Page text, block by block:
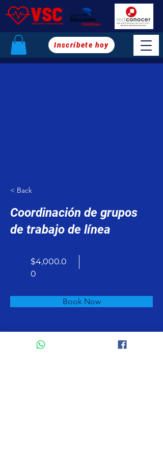
Inscríbete hoy
< Back
Coordinación de grupos
de trabajo de línea
$4,000.0
0
Book Now